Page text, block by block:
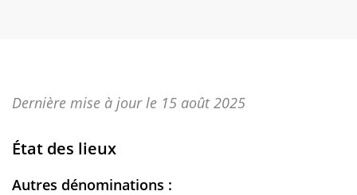
Dernière mise à jour le 15 août 2025
État des lieux
Autres dénominations :